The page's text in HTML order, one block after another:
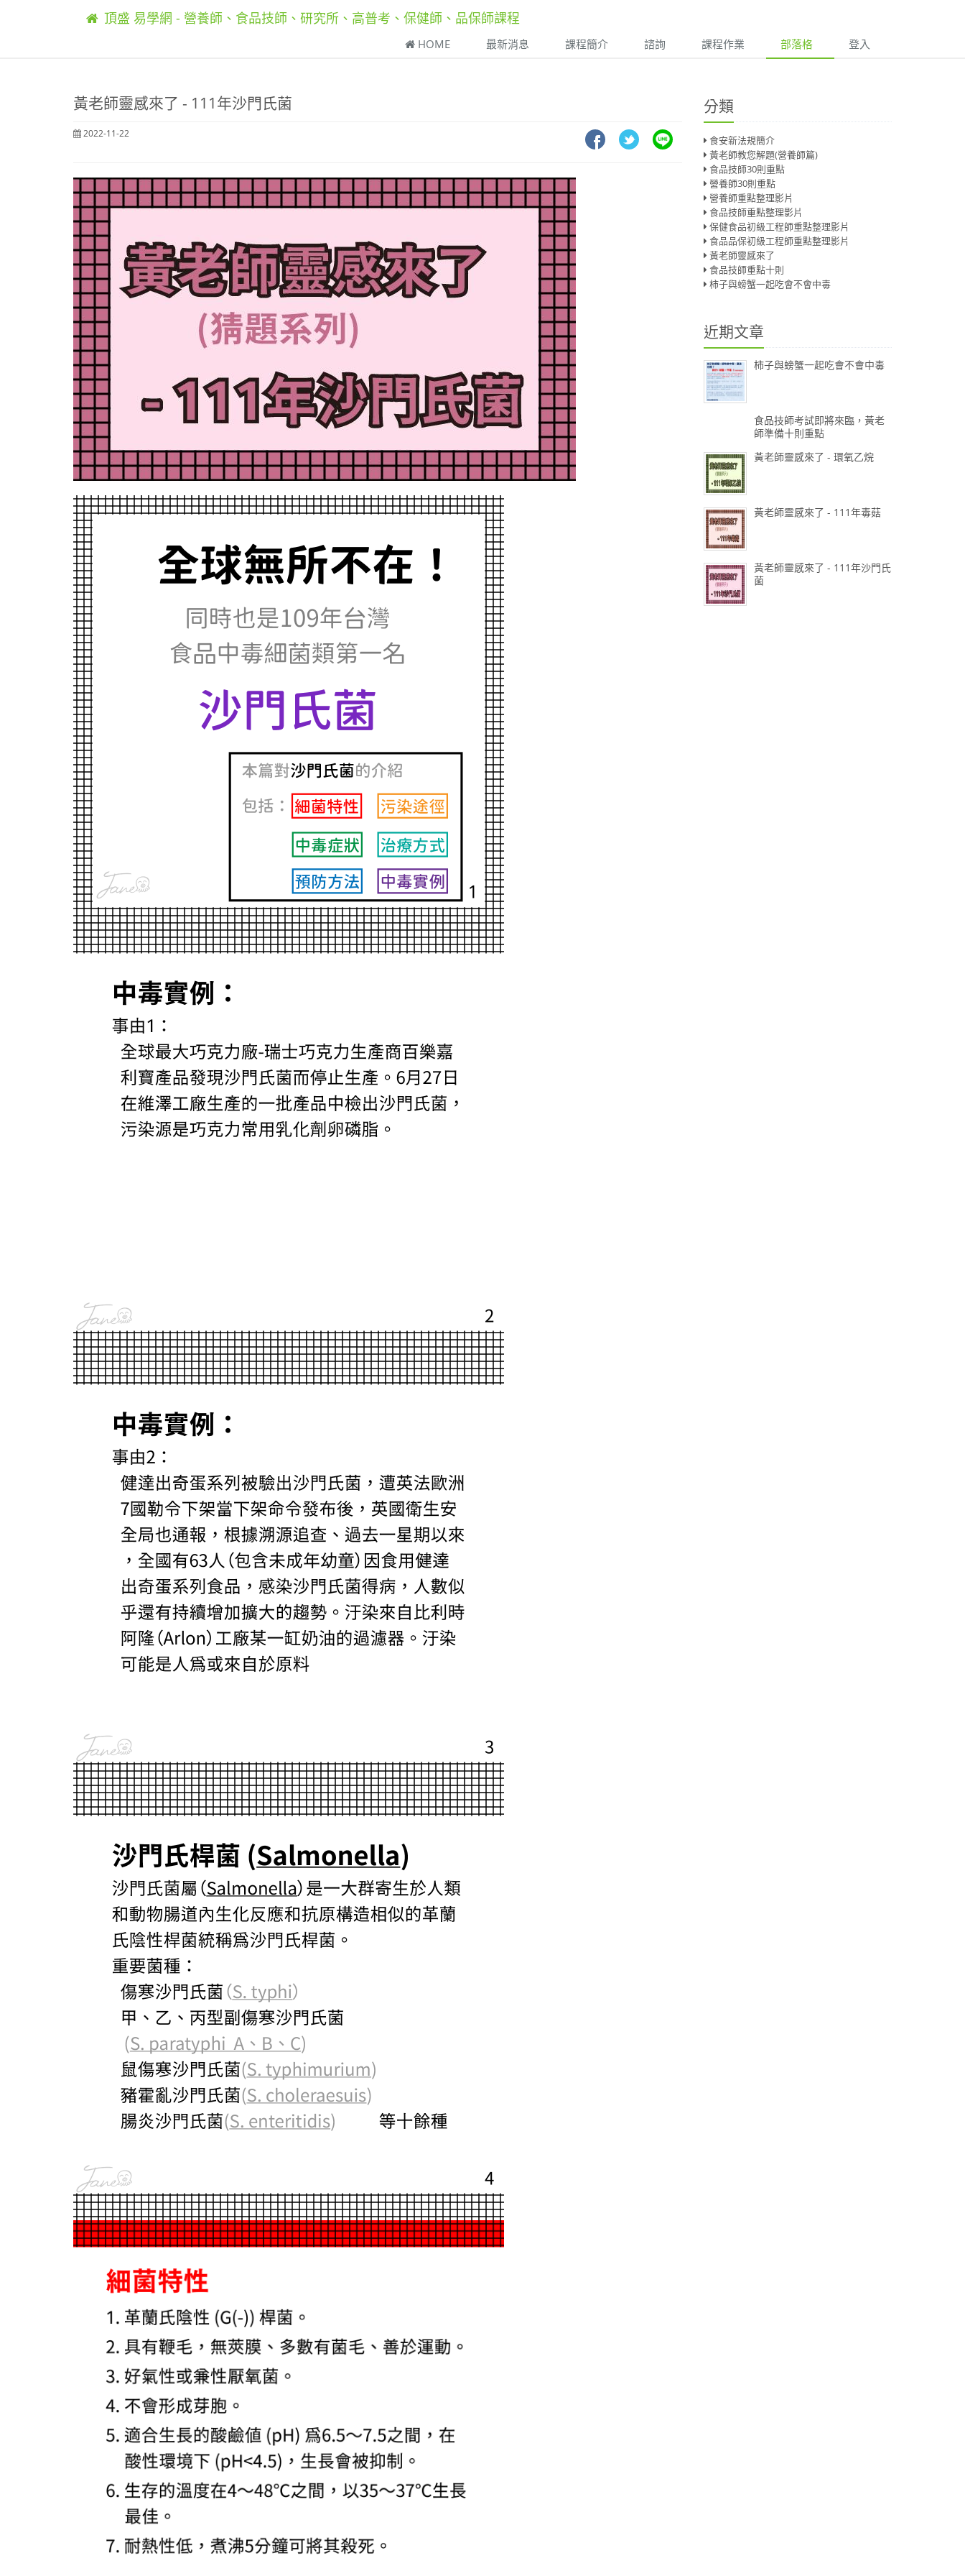
頂盛 易學網 - 營養師、食品技師、研究所、高普考、保健師、品保師課程
HOME 最新消息 課程簡介 諮詢 課程作業 部落格 登入
黃老師靈感來了 - 111年沙門氏菌
2022-11-22
分類
食安新法規簡介
黃老師教您解題(營養師篇)
食品技師30則重點
營養師30則重點
營養師重點整理影片
食品技師重點整理影片
保健食品初級工程師重點整理影片
食品品保初級工程師重點整理影片
黃老師靈感來了
食品技師重點十則
柿子與螃蟹一起吃會不會中毒
近期文章
柿子與螃蟹一起吃會不會中毒
食品技師考試即將來臨，黃老
師準備十則重點
黃老師靈感來了 - 環氧乙烷
黃老師靈感來了 - 111年毒菇
黃老師靈感來了 - 111年沙門氏
菌